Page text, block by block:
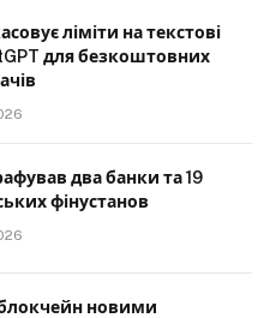
ліміти на текстові
для безкоштовних
два банки та 19
фінустанов
новими